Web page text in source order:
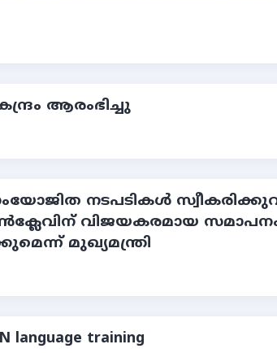
ആരംഭിച്ചു
നടപടികള്‍
വിജയകരമായ
മുഖ്യമന്ത്രി
language training